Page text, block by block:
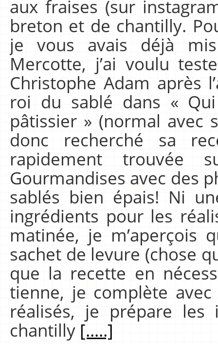
aux fraises (sur
breton et de chantilly.
je vous avais déjà
Mercotte, j’ai voulu
Christophe Adam après
roi du sablé dans «
pâtissier » (normal avec
donc recherché sa
rapidement
Gourmandises avec des
sablés bien épais! Ni
ingrédients pour les
matinée, je m’aperçois
sachet de levure (chose
que la recette en
tienne, je complète
réalisés, je prépare
chantilly [.....]